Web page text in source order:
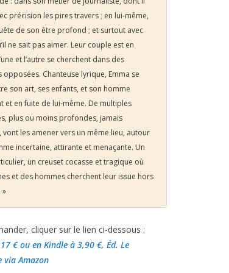
précision les pires travers ; en lui-même,
de son être profond ; et surtout avec
ne sait pas aimer. Leur couple est en
et l’autre se cherchent dans des
opposées. Chanteuse lyrique, Emma se
son art, ses enfants, et son homme
et en fuite de lui-même. De multiples
plus ou moins profondes, jamais
vont les amener vers un même lieu, autour
incertaine, attirante et menaçante. Un
un creuset cocasse et tragique où
et des hommes cherchent leur issue hors
»
cliquer sur le lien ci-dessous :
17 €ou en Kindle à 3,90 €, Éd. Le
via Amazon